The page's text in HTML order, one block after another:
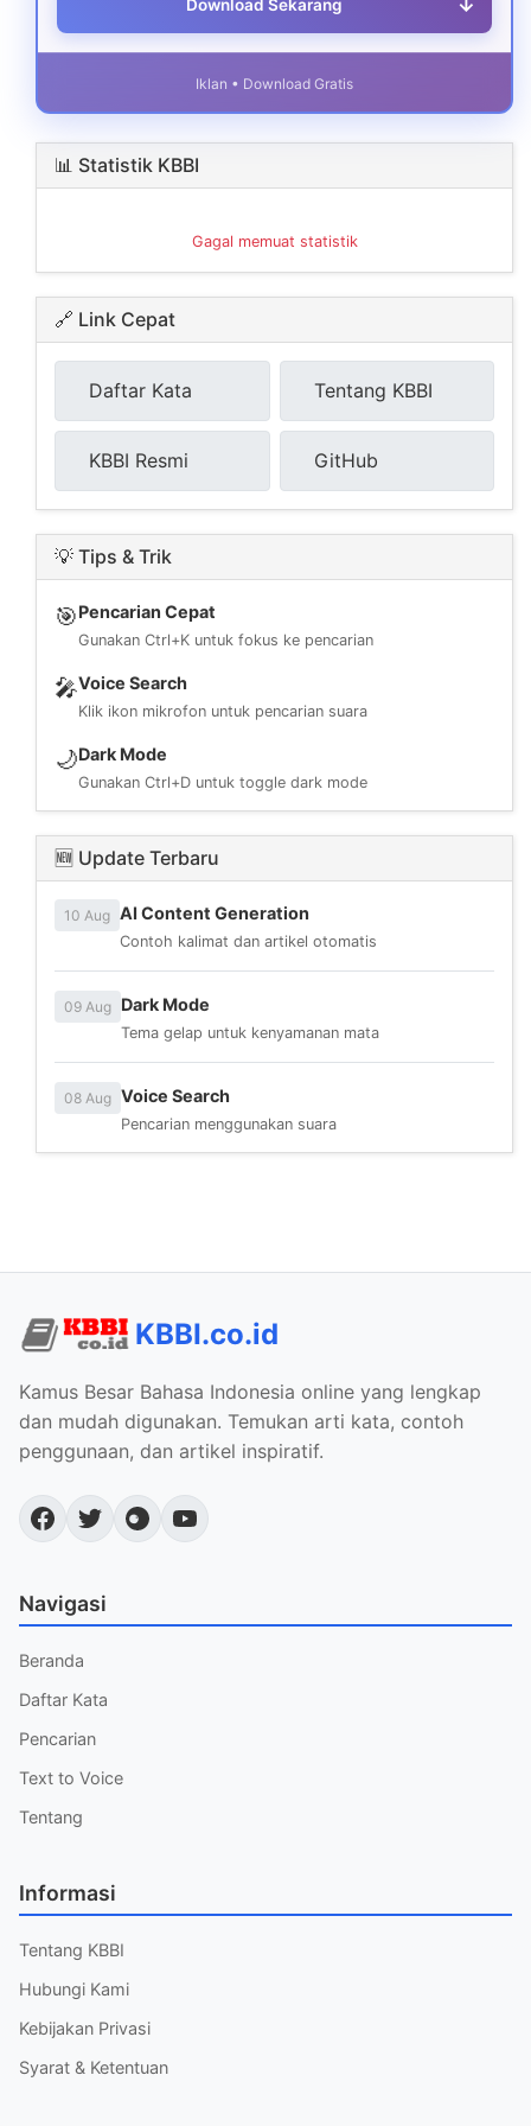
Download Sekarang
Iklan • Download Gratis
📊 Statistik KBBI
Gagal memuat statistik
🔗 Link Cepat
Daftar Kata Tentang KBBI
KBBI Resmi GitHub
💡 Tips & Trik
🎯Pencarian Cepat
Gunakan Ctrl+K untuk fokus ke pencarian
🎤Voice Search
Klik ikon mikrofon untuk pencarian suara
🌙Dark Mode
Gunakan Ctrl+D untuk toggle dark mode
🆕 Update Terbaru
10 Aug AI Content Generation
Contoh kalimat dan artikel otomatis
09 Aug Dark Mode
Tema gelap untuk kenyamanan mata
08 Aug Voice Search
Pencarian menggunakan suara
KBBI.co.id
Kamus Besar Bahasa Indonesia online yang lengkap
dan mudah digunakan. Temukan arti kata, contoh
penggunaan, dan artikel inspiratif.
Navigasi
Beranda
Daftar Kata
Pencarian
Text to Voice
Tentang
Informasi
Tentang KBBI
Hubungi Kami
Kebijakan Privasi
Syarat & Ketentuan